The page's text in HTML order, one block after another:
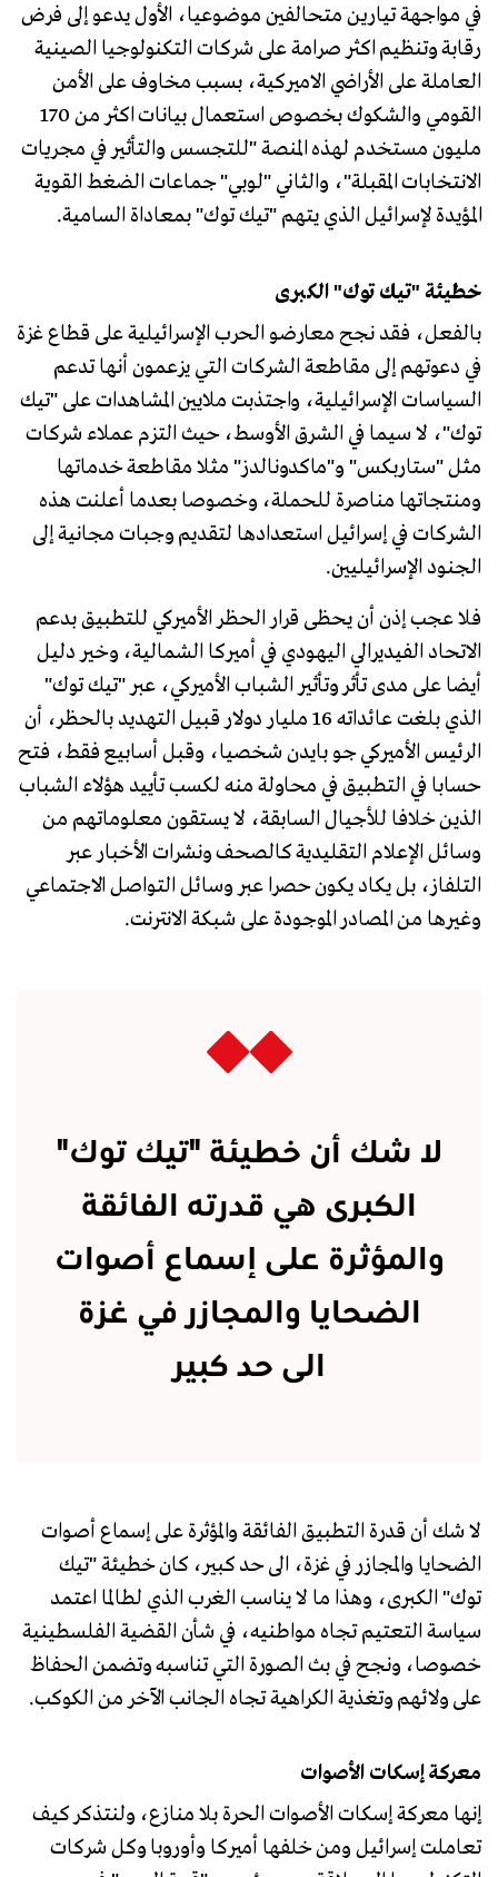
في مواجهة تيارين متحالفين موضوعيا، الأول يدعو إلى فرض
رقابة وتنظيم اكثر صرامة على شركات التكنولوجيا الصينية
العاملة على الأراضي الاميركية، بسبب مخاوف على الأمن
القومي والشكوك بخصوص استعمال بيانات اكثر من 170
مليون مستخدم لهذه المنصة "للتجسس والتأثير في مجريات
الانتخابات المقبلة"، والثاني "لوبي" جماعات الضغط القوية
المؤيدة لإسرائيل الذي يتهم "تيك توك" بمعاداة السامية.
خطيئة "تيك توك" الكبرى
بالفعل، فقد نجح معارضو الحرب الإسرائيلية على قطاع غزة
في دعوتهم إلى مقاطعة الشركات التي يزعمون أنها تدعم
السياسات الإسرائيلية، واجتذبت ملايين المشاهدات على "تيك
توك"، لا سيما في الشرق الأوسط، حيث التزم عملاء شركات
مثل "ستاربكس" و"ماكدونالدز" مثلا مقاطعة خدماتها
ومنتجاتها مناصرة للحملة، وخصوصا بعدما أعلنت هذه
الشركات في إسرائيل استعدادها لتقديم وجبات مجانية إلى
الجنود الإسرائيليين.
فلا عجب إذن أن يحظى قرار الحظر الأميركي للتطبيق بدعم
الاتحاد الفيديرالي اليهودي في أميركا الشمالية، وخير دليل
أيضا على مدى تأثر وتأثير الشباب الأميركي، عبر "تيك توك"
الذي بلغت عائداته 16 مليار دولار قبيل التهديد بالحظر، أن
الرئيس الأميركي جو بايدن شخصيا، وقبل أسابيع فقط، فتح
حسابا في التطبيق في محاولة منه لكسب تأييد هؤلاء الشباب
الذين خلافا للأجيال السابقة، لا يستقون معلوماتهم من
وسائل الإعلام التقليدية كالصحف ونشرات الأخبار عبر
التلفاز، بل يكاد يكون حصرا عبر وسائل التواصل الاجتماعي
وغيرها من المصادر الموجودة على شبكة الانترنت.
لا شك أن خطيئة "تيك توك"
الكبرى هي قدرته الفائقة
والمؤثرة على إسماع أصوات
الضحايا والمجازر في غزة
الى حد كبير
لا شك أن قدرة التطبيق الفائقة والمؤثرة على إسماع أصوات
الضحايا والمجازر في غزة، الى حد كبير، كان خطيئة "تيك
توك" الكبرى، وهذا ما لا يناسب الغرب الذي لطالما اعتمد
سياسة التعتيم تجاه مواطنيه، في شأن القضية الفلسطينية
خصوصا، ونجح في بث الصورة التي تناسبه وتضمن الحفاظ
على ولائهم وتغذية الكراهية تجاه الجانب الآخر من الكوكب.
معركة إسكات الأصوات
إنها معركة إسكات الأصوات الحرة بلا منازع، ولنتذكر كيف
تعاملت إسرائيل ومن خلفها أميركا وأوروبا وكل شركات